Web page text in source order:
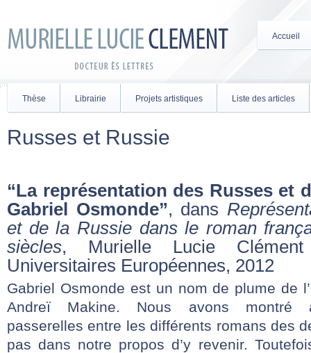
Accueil
Thèse Librairie Projets artistiques Liste des articles
Russes et Russie
“La représentation des Russes et
Gabriel Osmonde”, dans
et de la Russie dans le roman
siècles, Murielle Lucie Clément
Universitaires Européennes, 2012
Gabriel Osmonde est un nom de plume de
Andreï Makine. Nous avons montré
passerelles entre les différents romans des
pas dans notre propos d’y revenir.